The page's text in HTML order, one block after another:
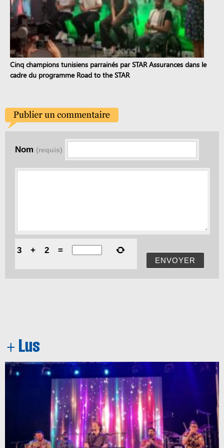
Cinq champions tunisiens parrainés par STAR Assurances dans le
cadre du programme Road to the STAR
Nom (requis)
ENVOYER
3 + 2 =